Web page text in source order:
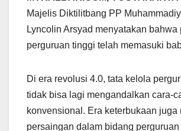
Majelis Diktilitbang PP
Lyncolin Arsyad menyatakan
perguruan tinggi telah memasuki
Di era revolusi 4.0, tata kelola
tidak bisa lagi mengandalkan cara-
konvensional. Era keterbukaan juga
persaingan dalam bidang perguruan